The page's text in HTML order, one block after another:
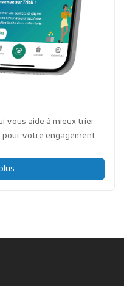
vous aide à mieux trier
votre engagement.